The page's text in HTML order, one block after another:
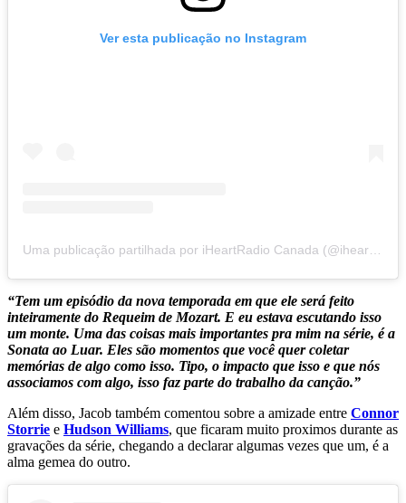
Ver esta publicação no Instagram
Uma publicação partilhada por iHeartRadio Canada (@iheartradioca)
“Tem um episódio da nova temporada em que ele será feito
inteiramente do Requeim de Mozart. E eu estava escutando isso
um monte. Uma das coisas mais importantes pra mim na série, é a
Sonata ao Luar. Eles são momentos que você quer coletar
memórias de algo como isso. Tipo, o impacto que isso e que nós
associamos com algo, isso faz parte do trabalho da canção.”
Além disso, Jacob também comentou sobre a amizade entre Connor
Storrie e Hudson Williams, que ficaram muito proximos durante as
gravações da série, chegando a declarar algumas vezes que um, é a
alma gemea do outro.